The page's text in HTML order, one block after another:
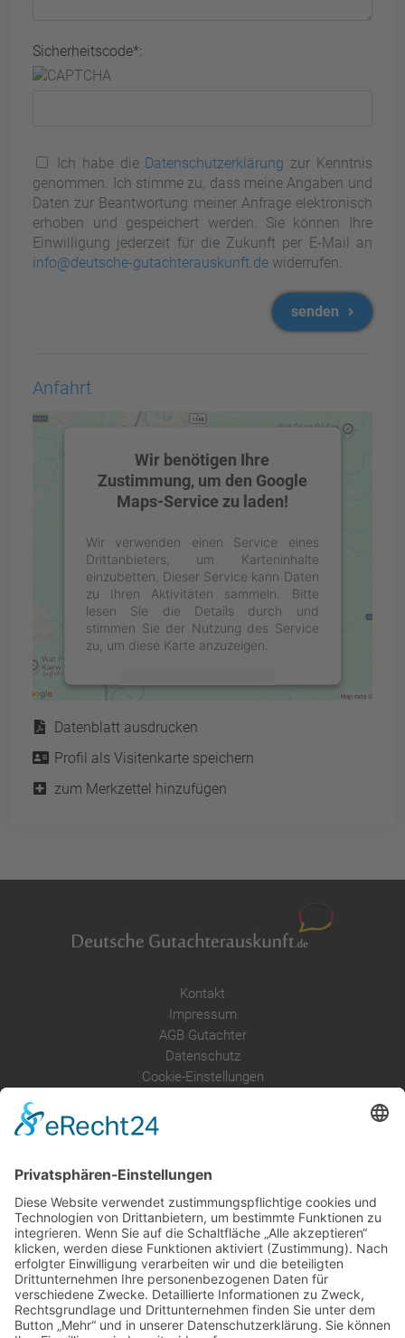
Sicherheitscode*:
Ich habe die Datenschutzerklärung zur Kenntnis
genommen. Ich stimme zu, dass meine Angaben und
Daten zur Beantwortung meiner Anfrage elektronisch
erhoben und gespeichert werden. Sie können Ihre
Einwilligung jederzeit für die Zukunft per E-Mail an
info@deutsche-gutachterauskunft.de widerrufen.
senden
Anfahrt
Wir benötigen Ihre
Zustimmung, um den Google
Maps-Service zu laden!
Wir verwenden einen Service eines
Drittanbieters, um Karteninhalte
einzubetten. Dieser Service kann Daten
zu Ihren Aktivitäten sammeln. Bitte
lesen Sie die Details durch und
stimmen Sie der Nutzung des Service
zu, um diese Karte anzuzeigen.
Mehr Informationen
Akzeptieren
powered by Usercentrics Consent
Management Platform
Service
Datenblatt ausdrucken
Profil als Visitenkarte speichern
zum Merkzettel hinzufügen
Kontakt
Impressum
AGB Gutachter
Datenschutz
Cookie-Einstellungen
Kosten im Überblick
AGB Nutzer
Gutachter suchen
Gutachter Blog
Auftragsbörse
Anfrage
Presse